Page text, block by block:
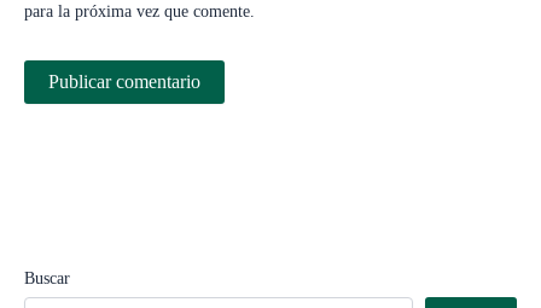
para la próxima vez que comente.
Buscar